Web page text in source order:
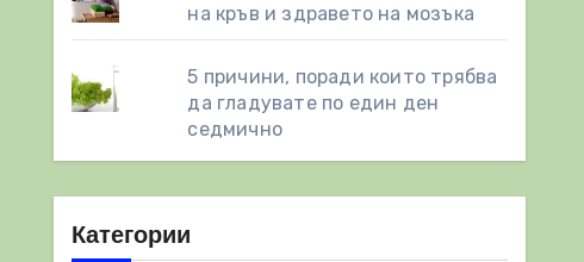
на кръв и здравето на мозъка
5 причини, поради които трябва
да гладувате по един ден
седмично
Категории